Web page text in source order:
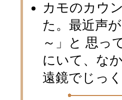
カモのカウ
た。最近声
～」と 思っ
にいて、な
遠鏡でじっ